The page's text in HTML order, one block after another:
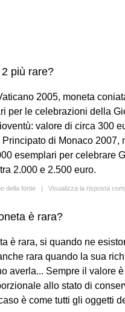
più rare?
2005, moneta
per le celebrazioni della
valore di circa 300
Principato di Monaco 2007,
esemplari per celebrare
2.000 e 2.500 euro.
della fonte | Visualizza la risposta
è rara?
è rara, si quando ne
rara quando la sua
averla... Sempre il valore è
allo stato di
è come tutti gli oggetti